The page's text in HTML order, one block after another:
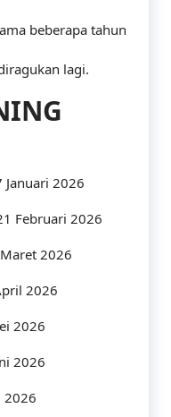
beberapa tahun
lagi.
2026
Februari 2026
2026
2026
2026
2026
2026